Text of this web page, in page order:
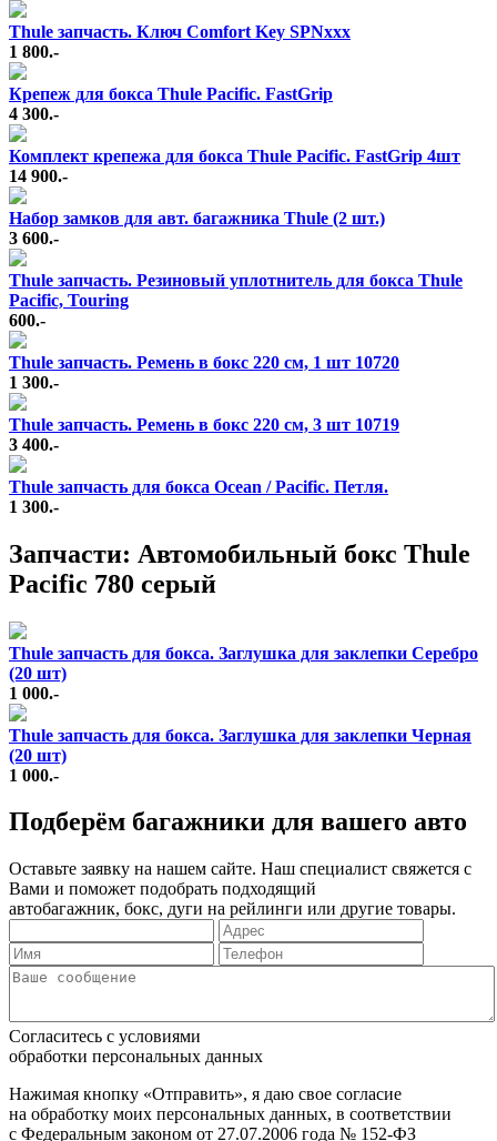
Thule запчасть. Ключ Comfort Key SPNxxx
1 800.-
Крепеж для бокса Thule Pacific. FastGrip
4 300.-
Комплект крепежа для бокса Thule Pacific. FastGrip 4шт
14 900.-
Набор замков для авт. багажника Thule (2 шт.)
3 600.-
Thule запчасть. Резиновый уплотнитель для бокса Thule
Pacific, Touring
600.-
Thule запчасть. Ремень в бокс 220 см, 1 шт 10720
1 300.-
Thule запчасть. Ремень в бокс 220 см, 3 шт 10719
3 400.-
Thule запчасть для бокса Ocean / Pacific. Петля.
1 300.-
Запчасти: Автомобильный бокс Thule
Pacific 780 серый
Thule запчасть для бокса. Заглушка для заклепки Серебро
(20 шт)
1 000.-
Thule запчасть для бокса. Заглушка для заклепки Черная
(20 шт)
1 000.-
Подберём багажники для вашего авто
Оставьте заявку на нашем сайте. Наш специалист свяжется с
Вами и поможет подобрать подходящий
автобагажник, бокс, дуги на рейлинги или другие товары.
Согласитесь с условиями
обработки персональных данных
Нажимая кнопку «Отправить», я даю свое согласие
на обработку моих персональных данных, в соответствии
с Федеральным законом от 27.07.2006 года № 152-ФЗ